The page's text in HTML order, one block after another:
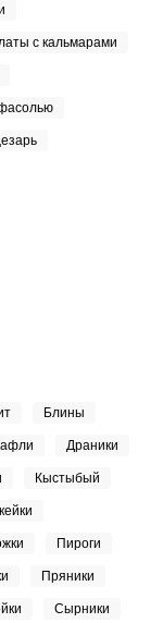
с кальмарами
Блины
Драники
Кыстыбый
Пироги
Пряники
Сырники